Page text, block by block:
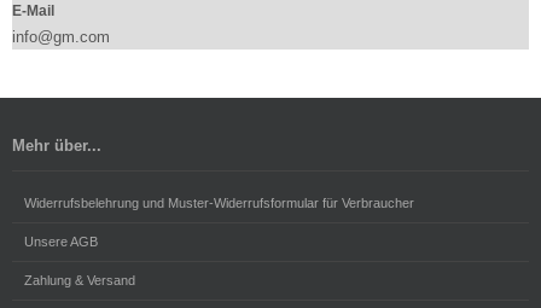
E-Mail
info@gm.com
Mehr über...
Widerrufsbelehrung und Muster-Widerrufsformular für Verbraucher
Unsere AGB
Zahlung & Versand